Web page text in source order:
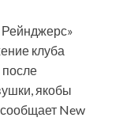
клуба
якобы
New